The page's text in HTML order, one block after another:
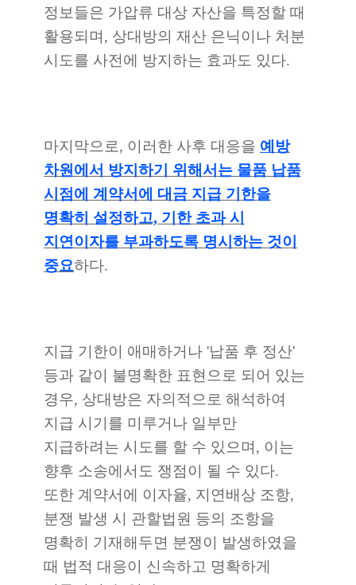
정보들은 가압류 대상 자산을 특정할 때
활용되며, 상대방의 재산 은닉이나 처분
시도를 사전에 방지하는 효과도 있다.
마지막으로, 이러한 사후 대응을 예 방
차원에서 방지하기 위해서는 물품 납품
시점에 계약서에 대금 지급 기한을
명확히 설정하고, 기한 초과 시
지연이자를 부과하도록 명시하는 것이
중요하다.
지급 기한이 애매하거나 '납품 후 정산'
등과 같이 불명확한 표현으로 되어 있는
경우, 상대방은 자의적으로 해석하여
지급 시기를 미루거나 일부만
지급하려는 시도를 할 수 있으며, 이는
향후 소송에서도 쟁점이 될 수 있다.
또한 계약서에 이자율, 지연배상 조항,
분쟁 발생 시 관할법원 등의 조항을
명확히 기재해두면 분쟁이 발생하였을
때 법적 대응이 신속하고 명확하게